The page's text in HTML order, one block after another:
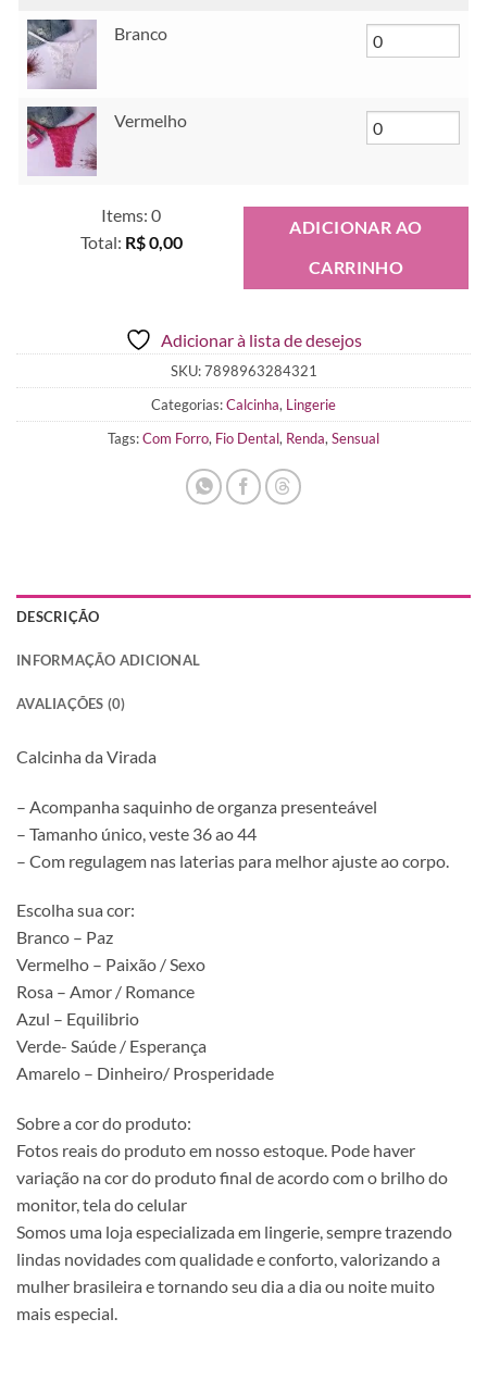
Branco
Vermelho
Items: 0
Total: R$ 0,00
R$ 0,00
ADICIONAR AO
CARRINHO
Adicionar à lista de desejos
SKU:7898963284321
Categorias:Calcinha, Lingerie
Tags:Com Forro, Fio Dental, Renda, Sensual
DESCRIÇÃO
INFORMAÇÃO ADICIONAL
AVALIAÇÕES (0)
Calcinha da Virada
– Acompanha saquinho de organza presenteável
– Tamanho único, veste 36 ao 44
– Com regulagem nas laterias para melhor ajuste ao corpo.
Escolha sua cor:
Branco – Paz
Vermelho – Paixão / Sexo
Rosa – Amor / Romance
Azul – Equilibrio
Verde- Saúde / Esperança
Amarelo – Dinheiro/ Prosperidade
Sobre a cor do produto:
Fotos reais do produto em nosso estoque. Pode haver
variação na cor do produto final de acordo com o brilho do
monitor, tela do celular
Somos uma loja especializada em lingerie, sempre trazendo
lindas novidades com qualidade e conforto, valorizando a
mulher brasileira e tornando seu dia a dia ou noite muito
mais especial.